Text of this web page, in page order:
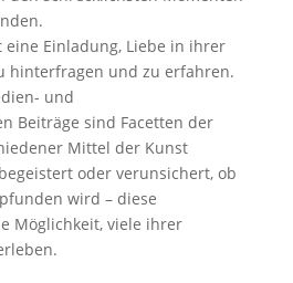
eine Einladung, Liebe in ihrer
hinterfragen und zu erfahren.
und
Beiträge sind Facetten der
Mittel der Kunst
oder verunsichert, ob
wird – diese
Möglichkeit, viele ihrer